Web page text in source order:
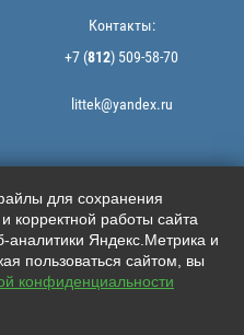
© 2013-2026 | ООО "ЛИТТЕК" -
производство и продажа РТИ
ИНН: 7806523560 | ОГРН:
1147847126162
Политика конфиденциальности |
Пользовательское соглашение
Контакты:
+7 (812) 509-58-70
littek@yandex.ru
для сохранения
корректной работы сайта
аналитики Яндекс.Метрика и
пользоваться сайтом, вы
конфиденциальности